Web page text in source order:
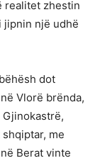
realitet zhestin
jipnin një udhë
dot
Vlorë brënda,
me
Berat vinte